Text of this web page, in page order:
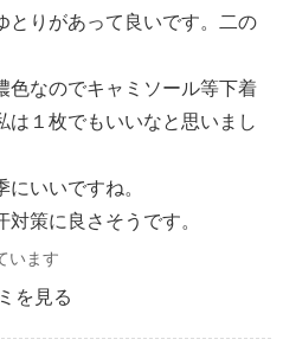
とりがあって良いです。二の
色なのでキャミソール等下着
は１枚でもいいなと思いまし
いいですね。
策に良さそうです。
います
を見る